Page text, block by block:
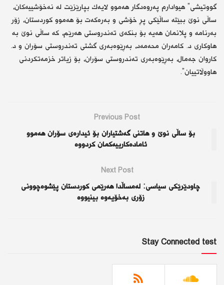
گووتیشی” هیوادارم پەروەدگار هەموو لایەك بپارێزێت لە نەخۆشییەكان،
ساڵی نوێ ببێتە ساڵێكی پڕ خۆشی و بەرەكەت بۆ هەموو كوردستان، زۆر
بەرنامە و پلانمان هەیە بۆ بنكەی تەندروستی هەرێم، كە ساڵی نوێ بە
هاوكاری د. كامەران محەمەد، بەڕێوەبەری گشتی تەندروستی سۆران و د.
كاروان جەمال، بەڕێوەبەری تەندروستی سۆران، بۆ زیاتر خزمەتكردنی
هاووڵاتییان”.
Previous Post
بۆ ساڵی نوێ و هاتنی گەشتیاران بۆ ئیدارەی سۆران هەموو
ئامادەكارییەكمان كردووە
Next Post
چاودێرێكی سیاسی: لەمساڵدا هەرێمی كوردستان پێشوەچوونی
زۆری بەخۆیەوە بینیووە
Stay Connected test